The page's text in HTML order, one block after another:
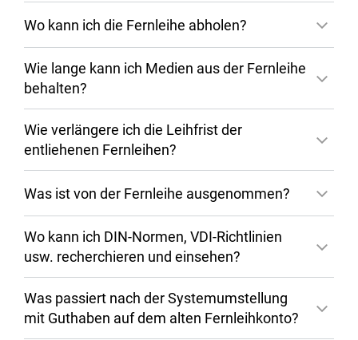
Wo kann ich die Fernleihe abholen?
Wie lange kann ich Medien aus der Fernleihe
behalten?
Wie verlängere ich die Leihfrist der
entliehenen Fernleihen?
Was ist von der Fernleihe ausgenommen?
Wo kann ich DIN-Normen, VDI-Richtlinien
usw. recherchieren und einsehen?
Was passiert nach der Systemumstellung
mit Guthaben auf dem alten Fernleihkonto?